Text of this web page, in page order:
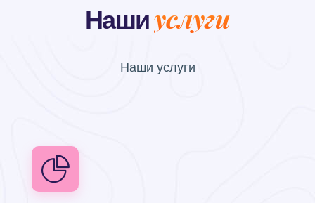
Нашиуслуги
Наши услуги